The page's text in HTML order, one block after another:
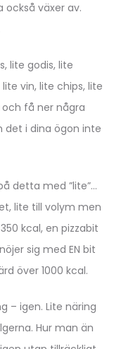
också växer av.
lite godis, lite
vin, lite chips, lite
få ner några
det i dina ögon inte
detta med ”lite”…
lite till volym men
kcal, en pizzabit
sig med EN bit
över 1000 kcal.
– igen. Lite näring
Hur man än